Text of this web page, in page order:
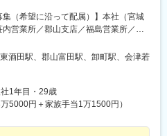
集（希望に沿って配属）】本社（宮城
営業所／郡山支店／福島営業所／会
いずれかの拠点へ、ご希望を考慮の
勤OK！★U・Iターン歓迎《宮城県》
市若林区卸町2-11-3《山形県》■山形
店：福島県郡山市富田町稲川原21-
市松山町79■会津営業所：福島県会津
煙
酒田駅、郡山富田駅、卸町駅、会津若
1年目・29歳
5000円＋家族手当1万1500円）